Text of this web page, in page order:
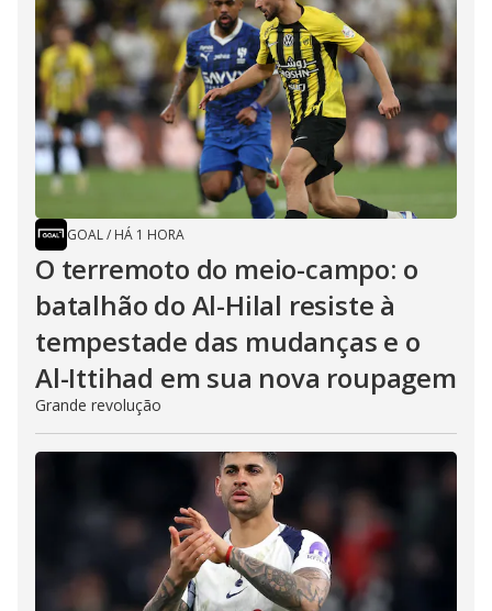
GOAL/ HÁ 1 HORA
O terremoto do meio-campo: o
batalhão do Al-Hilal resiste à
tempestade das mudanças e o
Al-Ittihad em sua nova roupagem
Grande revolução